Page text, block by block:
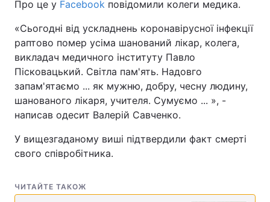
Про це у Facebook повідомили колеги медика.
«Сьогодні від ускладнень коронавірусної інфекції
раптово помер усіма шанований лікар, колега,
викладач медичного інституту Павло
Пісковацький. Світла пам'ять. Надовго
запам'ятаємо ... як мужню, добру, чесну людину,
шанованого лікаря, учителя. Сумуємо ... », -
написав одесит Валерій Савченко.
У вищезгаданому виші підтвердили факт смерті
свого співробітника.
ЧИТАЙТЕ ТАКОЖ